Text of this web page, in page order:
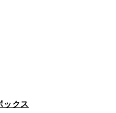
ックス